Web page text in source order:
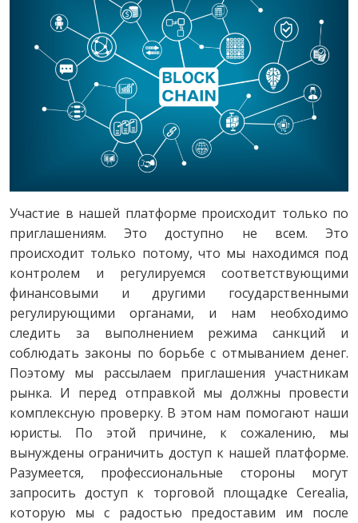
Участие в нашей платформе происходит только по
приглашениям. Это доступно не всем. Это
происходит только потому, что мы находимся под
контролем и регулируемся соответствующими
финансовыми и другими государственными
регулирующими органами, и нам необходимо
следить за выполнением режима санкций и
соблюдать законы по борьбе с отмыванием денег.
Поэтому мы рассылаем приглашения участникам
рынка. И перед отправкой мы должны провести
комплексную проверку. В этом нам помогают наши
юристы. По этой причине, к сожалению, мы
вынуждены ограничить доступ к нашей платформе.
Разумеется, профессиональные стороны могут
запросить доступ к торговой площадке Cerealia,
которую мы с радостью предоставим им после